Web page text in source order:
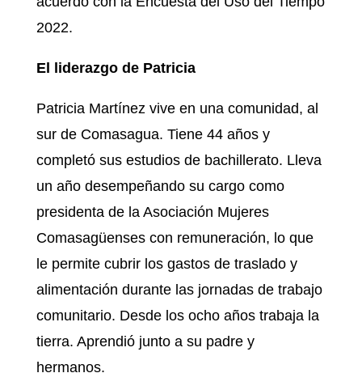
2022.
El liderazgo de Patricia
Patricia Martínez vive en una comunidad, al
sur de Comasagua. Tiene 44 años y
completó sus estudios de bachillerato. Lleva
un año desempeñando su cargo como
presidenta de la Asociación Mujeres
Comasagüenses con remuneración, lo que
le permite cubrir los gastos de traslado y
alimentación durante las jornadas de trabajo
comunitario. Desde los ocho años trabaja la
tierra. Aprendió junto a su padre y
hermanos.